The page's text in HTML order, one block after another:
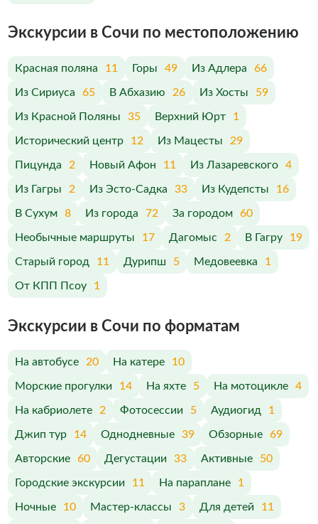
Экскурсии в Сочи по меcтоположению
Красная поляна 11 Горы 49 Из Адлера 66
Из Сириуса 65 В Абхазию 26 Из Хосты 59
Из Красной Поляны 35 Верхний Юрт 1
Исторический центр 12 Из Мацесты 29
Пицунда 2 Новый Афон 11 Из Лазаревского 4
Из Гагры 2 Из Эсто-Садка 33 Из Кудепсты 16
В Сухум 8 Из города 72 За городом 60
Необычные маршруты 17 Дагомыс 2 В Гагру 19
Старый город 11 Дурипш 5 Медовеевка 1
От КПП Псоу 1
Экскурсии в Сочи по форматам
На автобусе 20 На катере 10
Морские прогулки 14 На яхте 5 На мотоцикле 4
На кабриолете 2 Фотосессии 5 Аудиогид 1
Джип тур 14 Однодневные 39 Обзорные 69
Авторские 60 Дегустации 33 Активные 50
Городские экскурсии 11 На параплане 1
Ночные 10 Мастер-классы 3 Для детей 11